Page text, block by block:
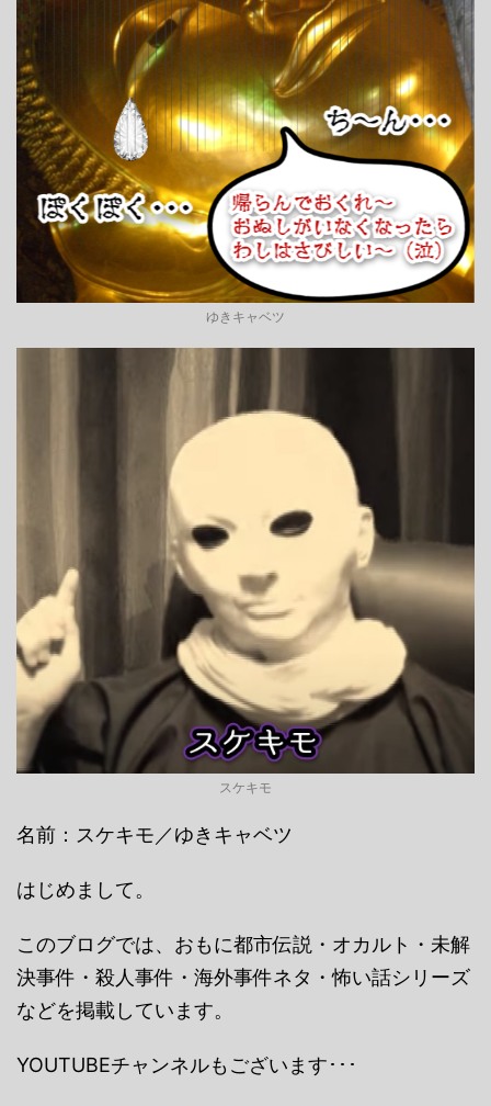
ゆきキャベツ
スケキモ
名前：スケキモ／ゆきキャベツ
はじめまして。
このブログでは、おもに都市伝説・オカルト・未解
決事件・殺人事件・海外事件ネタ・怖い話シリーズ
などを掲載しています。
YOUTUBEチャンネルもございます･･･